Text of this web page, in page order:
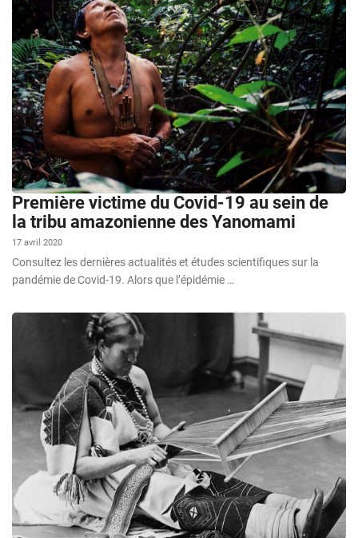
Première victime du Covid-19 au sein de
la tribu amazonienne des Yanomami
17 avril 2020
Consultez les dernières actualités et études scientifiques sur la
pandémie de Covid-19. Alors que l’épidémie …